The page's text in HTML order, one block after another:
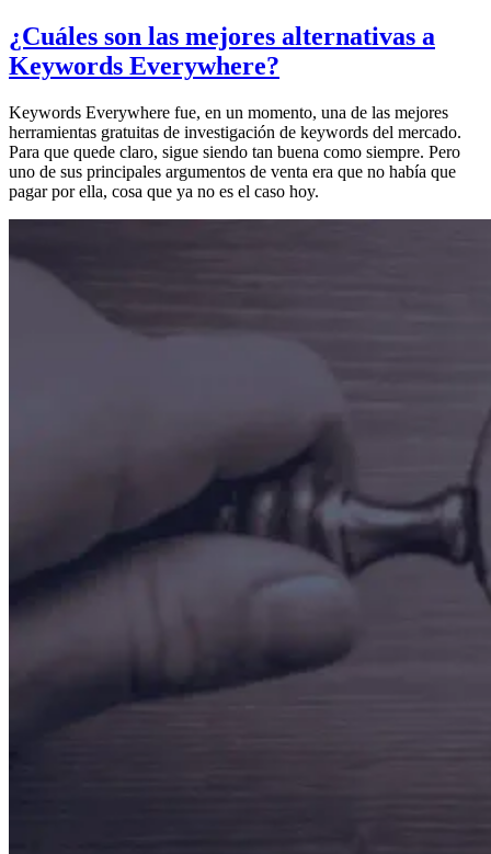
¿Cuáles son las mejores alternativas a
Keywords Everywhere?
Keywords Everywhere fue, en un momento, una de las mejores
herramientas gratuitas de investigación de keywords del mercado.
Para que quede claro, sigue siendo tan buena como siempre. Pero
uno de sus principales argumentos de venta era que no había que
pagar por ella, cosa que ya no es el caso hoy.